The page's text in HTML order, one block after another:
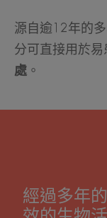
源自逾12年的
分可直接用於
處 。
經過多年